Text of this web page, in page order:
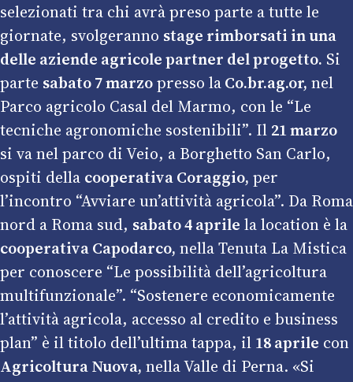
selezionati tra chi avrà preso parte a tutte le
giornate, svolgeranno stage rimborsati in una
delle aziende agricole partner del progetto. Si
parte sabato 7 marzopresso laCo.br.ag.or, nel
Parco agricolo Casal del Marmo, con le “Le
tecniche agronomiche sostenibili”. Il 21 marzo
si va nel parco di Veio, a Borghetto San Carlo,
ospiti della cooperativa Coraggio, per
l’incontro “Avviare un’attività agricola”. Da Roma
nord a Roma sud, sabato 4 aprile la location è la
cooperativa Capodarco, nella Tenuta La Mistica
per conoscere “Le possibilità dell’agricoltura
multifunzionale”. “Sostenere economicamente
l’attività agricola, accesso al credito e business
plan” è il titolo dell’ultima tappa, il 18 aprile con
Agricoltura Nuova, nella Valle di Perna. «Si